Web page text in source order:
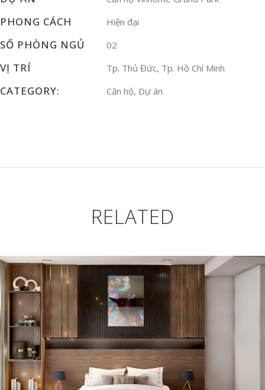
PHONG CÁCH Hiện đại
SỐ PHÒNG NGỦ 02
VỊ TRÍ Tp. Thủ Đức, Tp. Hồ Chí Minh
CATEGORY: Căn hộ, Dự án
RELATED